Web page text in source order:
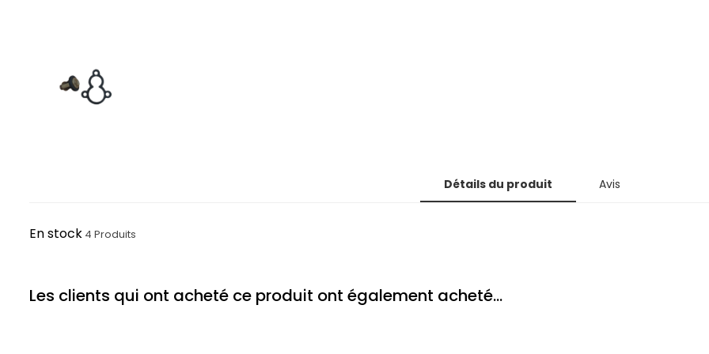
Détails du produit Avis
En stock 4 Produits
Les clients qui ont acheté ce produit ont également acheté...